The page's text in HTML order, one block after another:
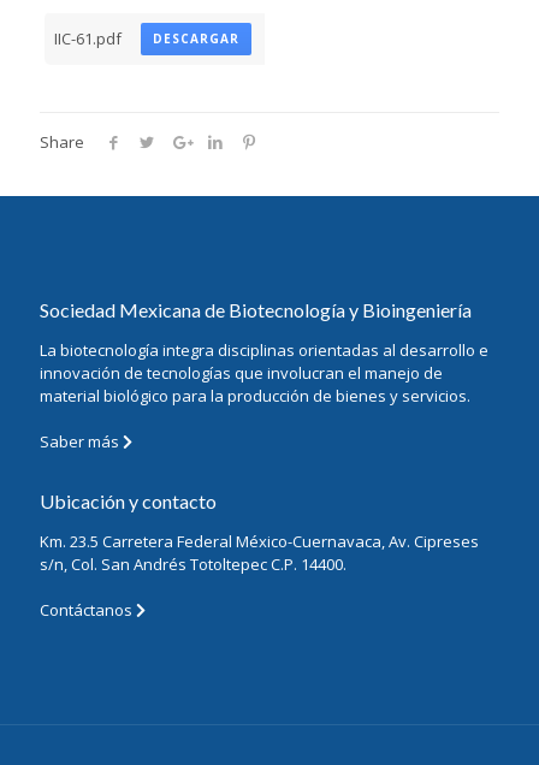
IIC-61.pdf DESCARGAR
Share
Sociedad Mexicana de Biotecnología y Bioingeniería
La biotecnología integra disciplinas orientadas al desarrollo e
innovación de tecnologías que involucran el manejo de
material biológico para la producción de bienes y servicios.
Saber más
Ubicación y contacto
Km. 23.5 Carretera Federal México-Cuernavaca, Av. Cipreses
s/n, Col. San Andrés Totoltepec C.P. 14400.
Contáctanos